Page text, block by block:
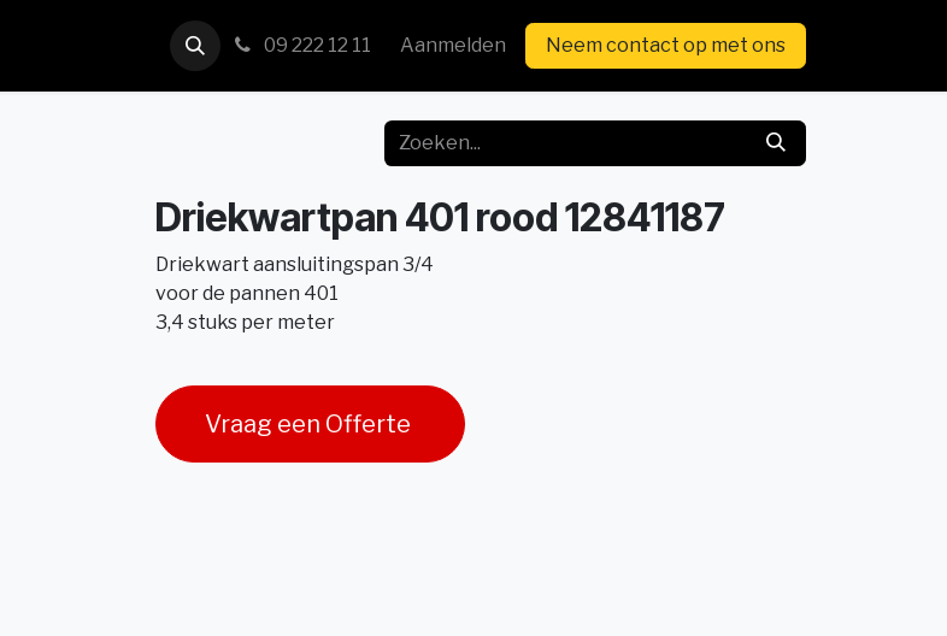
09 222 12 11 Aanmelden Neem contact op met ons
Driekwartpan 401 rood 12841187
Driekwart aansluitingspan 3/4
voor de pannen 401
3,4 stuks per meter
Vraag een Offerte